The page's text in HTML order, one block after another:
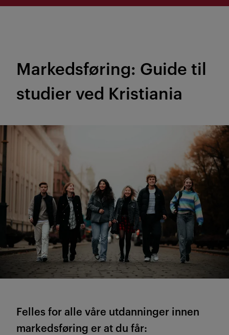
Markedsføring: Guide til
studier ved Kristiania
Felles for alle våre utdanninger innen
markedsføring er at du får: